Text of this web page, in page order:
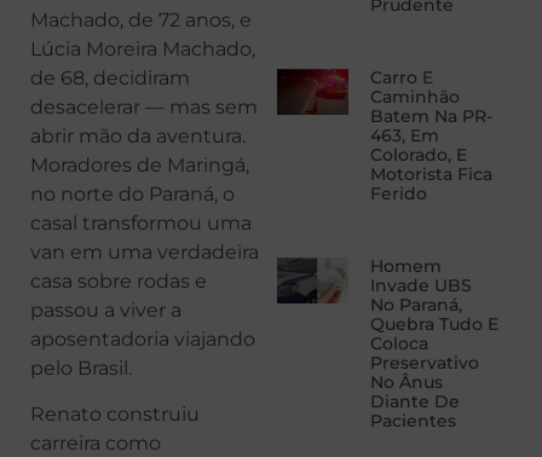
Machado, de 72 anos, e
Lúcia Moreira Machado,
de 68, decidiram
desacelerar — mas sem
abrir mão da aventura.
Moradores de Maringá,
no norte do Paraná, o
casal transformou uma
van em uma verdadeira
casa sobre rodas e
passou a viver a
aposentadoria viajando
pelo Brasil.
Renato construiu
carreira como
Prudente
Carro E
Caminhão
Batem Na PR-
463, Em
Colorado, E
Motorista Fica
Ferido
Homem
Invade UBS
No Paraná,
Quebra Tudo E
Coloca
Preservativo
No Ânus
Diante De
Pacientes